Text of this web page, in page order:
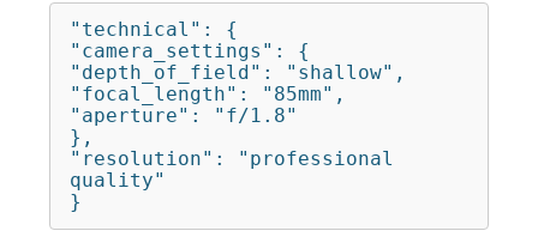
"technical": {
"camera_settings": {
"depth_of_field": "shallow",
"focal_length": "85mm",
"aperture": "f/1.8"
},
"resolution": "professional
quality"
}